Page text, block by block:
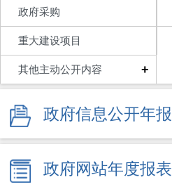
政府采购
重大建设项目
其他主动公开内容 +
政府信息公开年报
政府网站年度报表